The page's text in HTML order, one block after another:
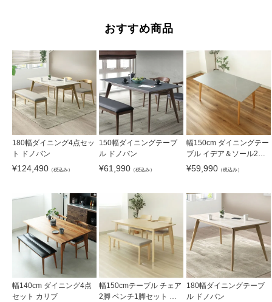
おすすめ商品
180幅ダイニング4点セッ
ト ドノバン
¥124,490 （税込み）
150幅ダイニングテーブ
ル ドノバン
¥61,990 （税込み）
幅150cm ダイニングテー
ブル イデア＆ソール2（4
本脚）
¥59,990（税込み）
幅140cm ダイニング4点
セット カリブ
幅150cmテーブル チェア
2脚 ベンチ1脚セット ハ
180幅ダイニングテーブ
ル ドノバン